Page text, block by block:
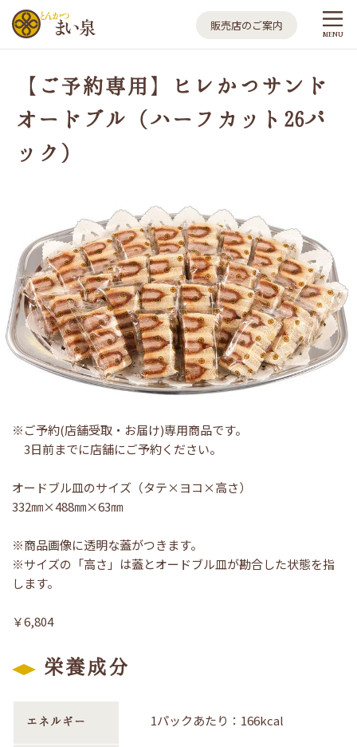
とんかつ まい泉
販売店のご案内
MENU
【ご予約専用】ヒレかつサンド
オードブル（ハーフカット26パ
ック）
※ご予約(店舗受取・お届け)専用商品です。
3日前までに店舗にご予約ください。
オードブル皿のサイズ（タテ×ヨコ×高さ）
332㎜×488㎜×63㎜
※商品画像に透明な蓋がつきます。
※サイズの「高さ」は蓋とオードブル皿が勘合した状態を指
します。
￥6,804
栄養成分
エネルギー 1パックあたり：166kcal